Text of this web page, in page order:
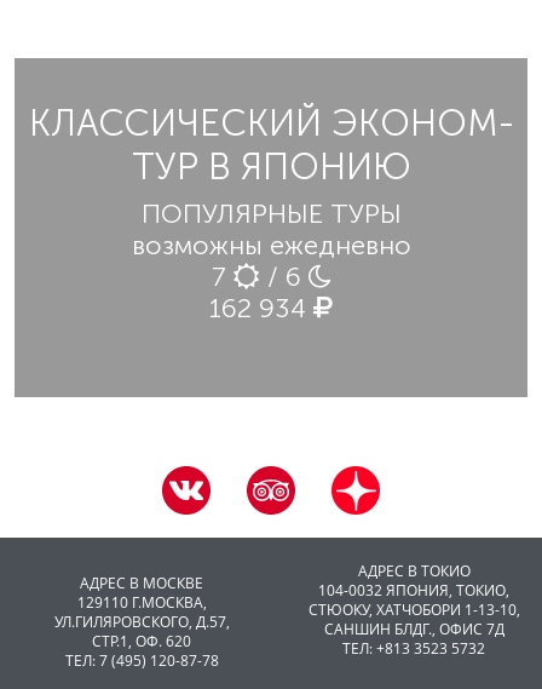
КЛАССИЧЕСКИЙ ЭКОНОМ-
ТУР В ЯПОНИЮ
ПОПУЛЯРНЫЕ ТУРЫ
возможны ежедневно
7
/ 6
162 934
АДРЕС В МОСКВЕ
129110 Г.МОСКВА,
УЛ.ГИЛЯРОВСКОГО, Д.57,
СТР.1, ОФ. 620
ТЕЛ: 7 (495) 120-87-78
АДРЕС В ТОКИО
104-0032 ЯПОНИЯ, ТОКИО,
CТЮОКУ, ХАТЧОБОРИ 1-13-10,
САНШИН БЛДГ., ОФИС 7Д
ТЕЛ: +813 3523 5732